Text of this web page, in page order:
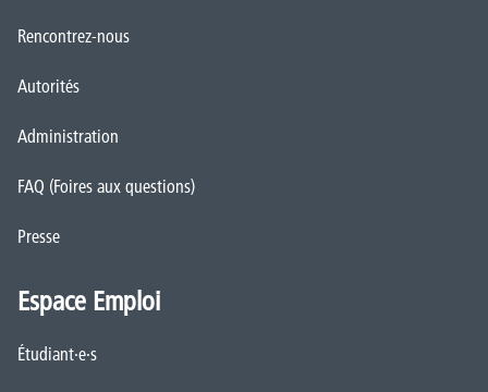
Rencontrez-nous
Autorités
Administration
FAQ (Foires aux questions)
Presse
Espace Emploi
Étudiant·e·s